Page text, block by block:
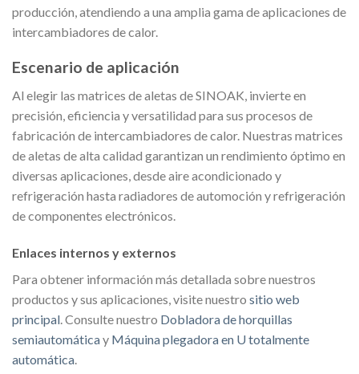
producción, atendiendo a una amplia gama de aplicaciones de
intercambiadores de calor.
Escenario de aplicación
Al elegir las matrices de aletas de SINOAK, invierte en
precisión, eficiencia y versatilidad para sus procesos de
fabricación de intercambiadores de calor. Nuestras matrices
de aletas de alta calidad garantizan un rendimiento óptimo en
diversas aplicaciones, desde aire acondicionado y
refrigeración hasta radiadores de automoción y refrigeración
de componentes electrónicos.
Enlaces internos y externos
Para obtener información más detallada sobre nuestros
productos y sus aplicaciones, visite nuestro sitio web
principal. Consulte nuestro Dobladora de horquillas
semiautomáticay Máquina plegadora en U totalmente
automática.